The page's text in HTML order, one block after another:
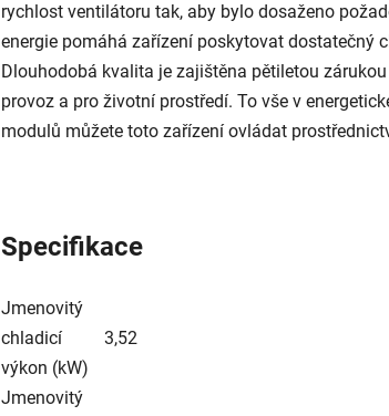
rychlost ventilátoru tak, aby bylo dosaženo
energie pomáhá zařízení poskytovat dostatečný
Dlouhodobá kvalita je zajištěna pětiletou
provoz a pro životní prostředí. To vše v
modulů můžete toto zařízení ovládat
Specifikace
Jmenovitý
chladicí
výkon (kW)
3,52
Jmenovitý